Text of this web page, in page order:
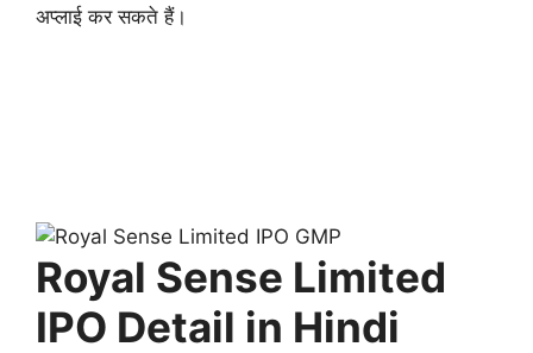
अप्लाई कर सकते हैं।
Royal Sense Limited
IPO Detail in Hindi